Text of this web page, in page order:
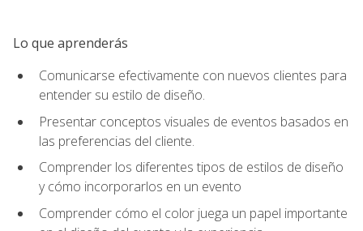
Lo que aprenderás
Comunicarse efectivamente con nuevos clientes para
entender su estilo de diseño.
Presentar conceptos visuales de eventos basados en
las preferencias del cliente.
Comprender los diferentes tipos de estilos de diseño
y cómo incorporarlos en un evento
Comprender cómo el color juega un papel importante